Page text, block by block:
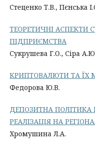
Стеценко Т.В., Пєнська
ТЕОРЕТИЧНІ АСПЕКТИ
ПІДПРИЄМСТВА
Сукрушева Г.О., Сіра
КРИПТОВАЛЮТИ ТА ЇХ
Федорова Ю.В.
ДЕПОЗИТНА ПОЛІТИКА
РЕАЛІЗАЦІЯ НА
Хромушина Л.А.